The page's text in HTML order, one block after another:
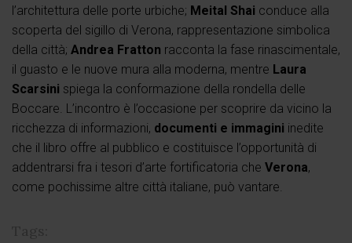
l’architettura delle porte urbiche; Meital Shai conduce alla
scoperta del sigillo di Verona, rappresentazione simbolica
della città; Andrea Fratton racconta la fase rinascimentale,
il guasto e le nuove mura alla moderna, mentre Laura
Scarsini spiega la conformazione della rondella delle
Boccare. L’incontro è l’occasione per scoprire da vicino la
ricchezza di informazioni, documenti e immagini inedite
che il libro offre al pubblico e costituisce l’opportunità di
addentrarsi fra i tesori d’arte fortificatoria che Verona,
come pochissime altre città italiane, può vantare.